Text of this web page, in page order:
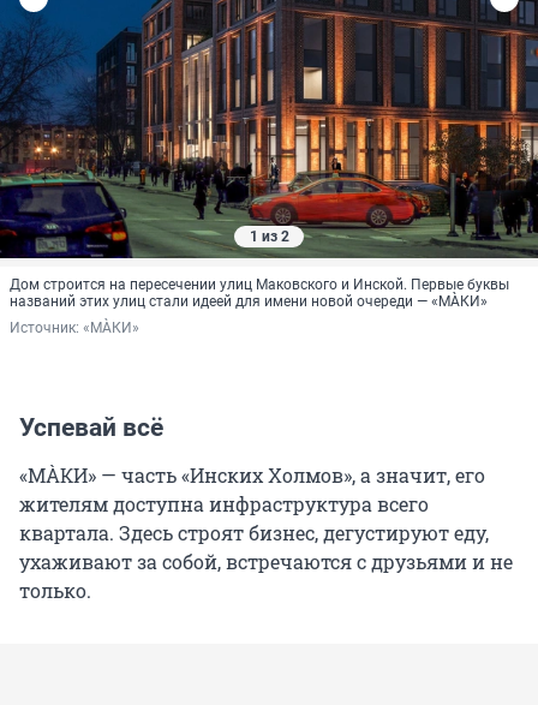
1 из 2
Дом строится на пересечении улиц Маковского и Инской. Первые буквы
названий этих улиц стали идеей для имени новой очереди — «МÀКИ»
Источник: «МÀКИ»
Успевай всё
«МÀКИ» — часть «Инских Холмов», а значит, его
жителям доступна инфраструктура всего
квартала. Здесь строят бизнес, дегустируют еду,
ухаживают за собой, встречаются с друзьями и не
только.